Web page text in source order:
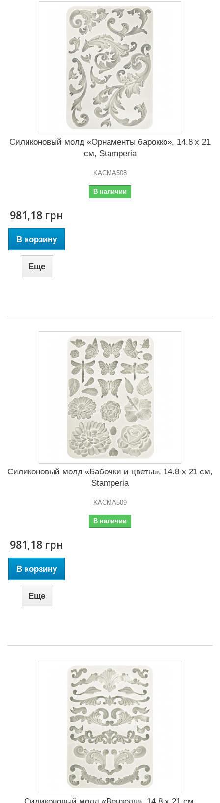
Силиконовый молд «Орнаменты барокко», 14.8 x 21
см, Stamperia
KACMA508
В наличии
981,18 грн
В корзину
Еще
Силиконовый молд «Бабочки и цветы», 14.8 x 21 см,
Stamperia
KACMA509
В наличии
981,18 грн
В корзину
Еще
Силиконовый молд «Вензеля», 14.8 x 21 см,